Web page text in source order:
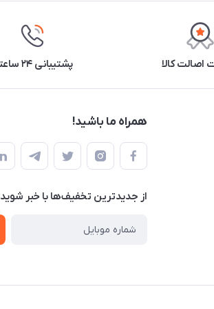
اصالت کالا پشتیبانی ۲۴ ساعته
همراه ما باشید!
از جدید‌ترین تخفیف‌ها با‌ خبر شوید